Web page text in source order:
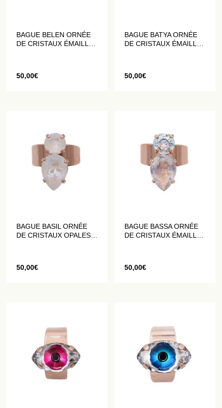
BAGUE BELEN ORNÉE
DE CRISTAUX ÉMAILLÉS
50,00€
BAGUE BATYA ORNÉE
DE CRISTAUX ÉMAILLÉS
50,00€
BAGUE BASIL ORNÉE
DE CRISTAUX OPALES
50,00€
BAGUE BASSA ORNÉE
DE CRISTAUX ÉMAILLÉS
50,00€